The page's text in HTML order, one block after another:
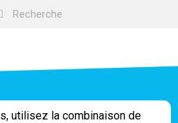
utilisez la combinaison de